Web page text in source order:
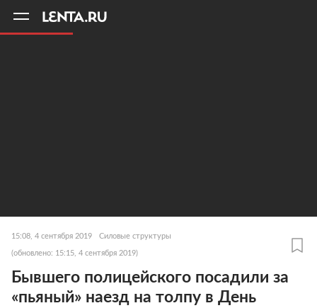
15:08, 4 сентября 2019 Силовые структуры
(обновлено: 15:15, 4 сентября 2019)
Бывшего полицейского посадили за
«пьяный» наезд на толпу в День